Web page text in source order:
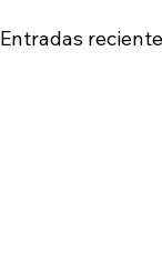
Entradas